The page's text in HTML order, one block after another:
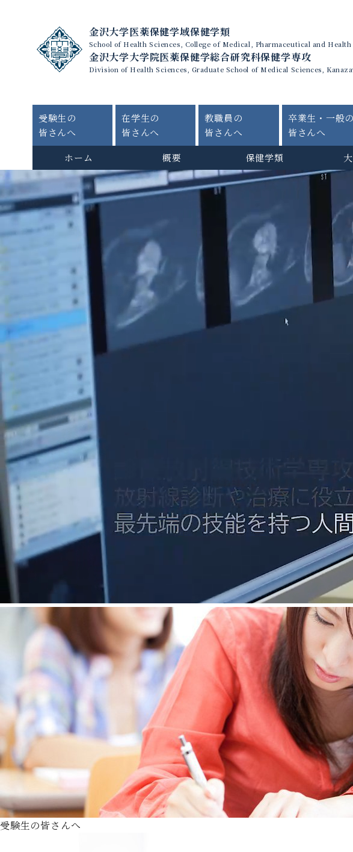
金沢大学医薬保健学域保健学類
School of Health Sciences, College of Medical, Pharmaceutical and
金沢大学大学院医薬保健学総合研究科保健学専攻
Division of Health Sciences, Graduate School of Medical Sciences,
受験生の
皆さんへ
在学生の
皆さんへ
教職員の
皆さんへ
卒業生・一般の
皆さんへ
ホーム
概要 保健学類
受験生の皆さんへ